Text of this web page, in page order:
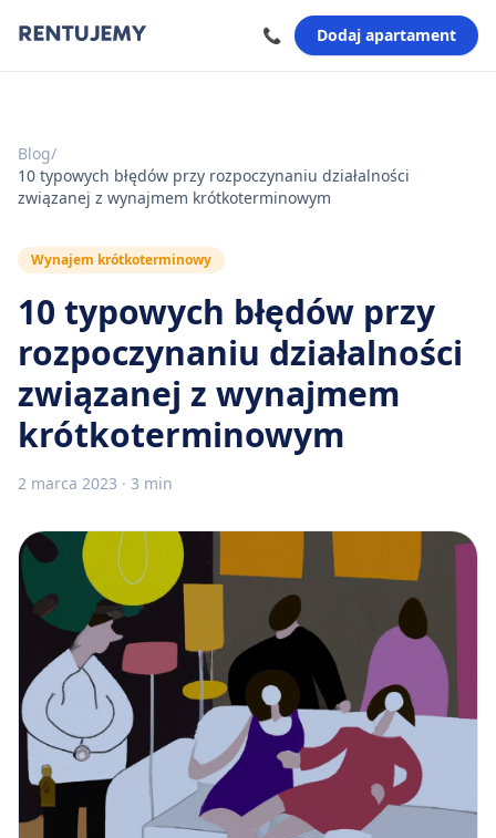
📞 Dodaj apartament
Blog/
10 typowych błędów przy rozpoczynaniu działalności
związanej z wynajmem krótkoterminowym
Wynajem krótkoterminowy
10 typowych błędów przy
rozpoczynaniu działalności
związanej z wynajmem
krótkoterminowym
2 marca 2023 · 3 min